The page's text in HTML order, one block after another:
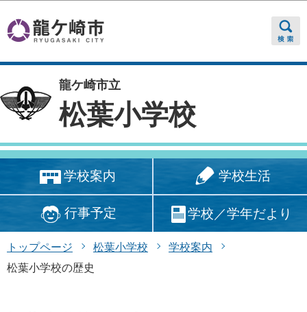
龍ケ崎市立
松葉小学校
学校案内 学校生活
行事予定 学校／学年だより
トップページ 松葉小学校
学校案内
松葉小学校の歴史